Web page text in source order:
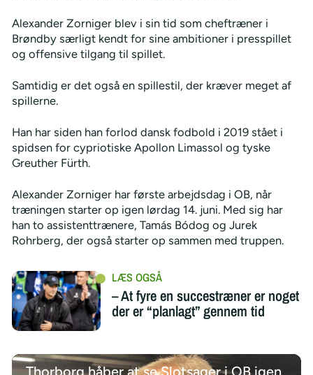
Alexander Zorniger blev i sin tid som cheftræner i
Brøndby særligt kendt for sine ambitioner i presspillet
og offensive tilgang til spillet.
Samtidig er det også en spillestil, der kræver meget af
spillerne.
Han har siden han forlod dansk fodbold i 2019 stået i
spidsen for cypriotiske Apollon Limassol og tyske
Greuther Fürth.
Alexander Zorniger har første arbejdsdag i OB, når
træningen starter op igen lørdag 14. juni. Med sig har
han to assistenttrænere, Tamás Bódog og Jurek
Rohrberg, der også starter op sammen med truppen.
– At fyre en succestræner er noget
der er “planlagt” gennem tid
Thorborg håber at se Slotsager i OB igen